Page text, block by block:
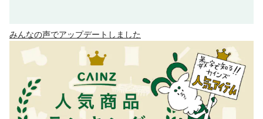
みんなの声でアップデートしました